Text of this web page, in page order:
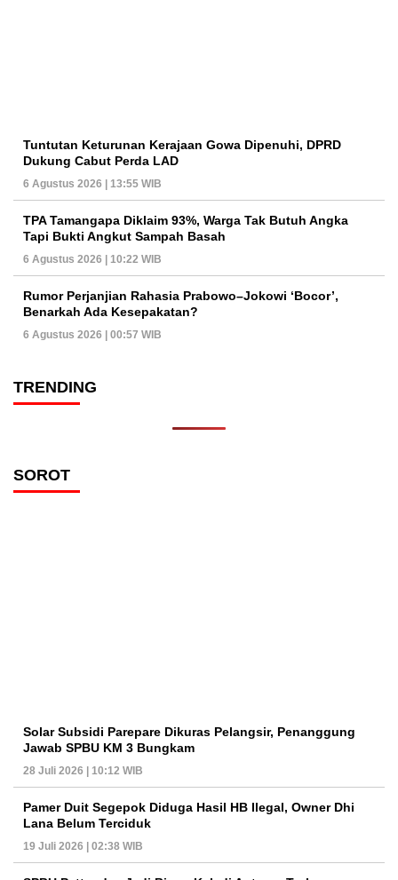
Tuntutan Keturunan Kerajaan Gowa Dipenuhi, DPRD
Dukung Cabut Perda LAD
6 Agustus 2026 | 13:55 WIB
TPA Tamangapa Diklaim 93%, Warga Tak Butuh Angka
Tapi Bukti Angkut Sampah Basah
6 Agustus 2026 | 10:22 WIB
Rumor Perjanjian Rahasia Prabowo–Jokowi ‘Bocor’,
Benarkah Ada Kesepakatan?
6 Agustus 2026 | 00:57 WIB
TRENDING
SOROT
Solar Subsidi Parepare Dikuras Pelangsir, Penanggung
Jawab SPBU KM 3 Bungkam
28 Juli 2026 | 10:12 WIB
Pamer Duit Segepok Diduga Hasil HB Ilegal, Owner Dhi
Lana Belum Terciduk
19 Juli 2026 | 02:38 WIB